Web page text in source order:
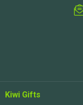
Kiwi Gifts